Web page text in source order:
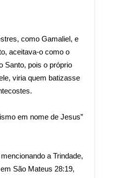
como Gamaliel, e
aceitava-o como o
Santo, pois o próprio
viria quem batizasse
em nome de Jesus”
a Trindade,
São Mateus 28:19,